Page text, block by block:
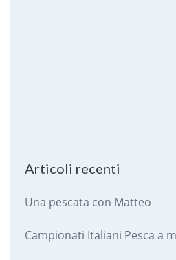
Articoli recenti
Una pescata con Matteo
Campionati Italiani Pesca a